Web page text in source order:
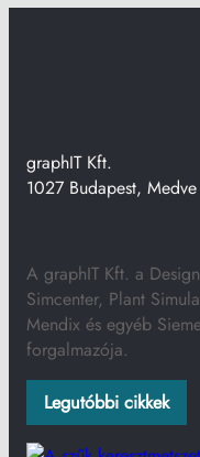
graphIT Kft.
1027 Budapest,
A graphIT Kft. a
Simcenter, Plant
Mendix és egyéb
forgalmazója.
Legutóbbi cikkek